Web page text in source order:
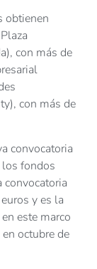
obtienen
con más de
con más de
convocatoria
los fondos
convocatoria
y es la
este marco
octubre de